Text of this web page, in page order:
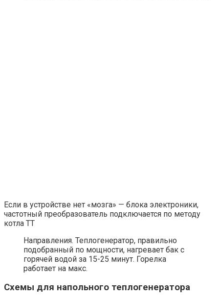
Если в устройстве нет «мозга» — блока электроники,
частотный преобразователь подключается по методу
котла ТТ
Направления. Теплогенератор, правильно
подобранный по мощности, нагревает бак с
горячей водой за 15-25 минут. Горелка
работает на макс.
Схемы для напольного теплогенератора